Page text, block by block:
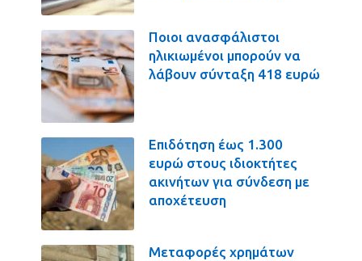
Ποιοι ανασφάλιστοι
ηλικιωμένοι μπορούν να
λάβουν σύνταξη 418 ευρώ
Επιδότηση έως 1.300
ευρώ στους ιδιοκτήτες
ακινήτων για σύνδεση με
αποχέτευση
Μεταφορές χρημάτων